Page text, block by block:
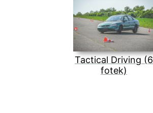
Tactical Driving (6
fotek)